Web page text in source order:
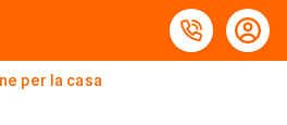
per la casa